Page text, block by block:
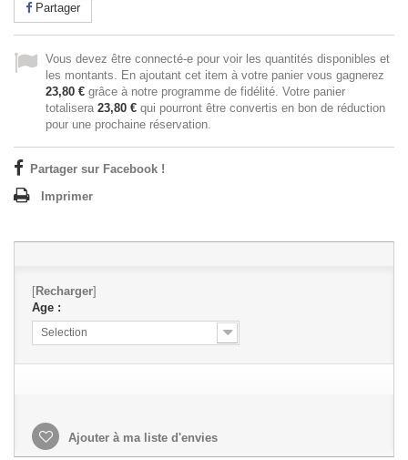
Partager
Vous devez être connecté-e pour voir les quantités disponibles et
les montants. En ajoutant cet item à votre panier vous gagnerez
23,80 € grâce à notre programme de fidélité. Votre panier
totalisera 23,80 € qui pourront être convertis en bon de réduction
pour une prochaine réservation.
Partager sur Facebook !
Imprimer
[Recharger]
Age :
Selection
Ajouter à ma liste d'envies